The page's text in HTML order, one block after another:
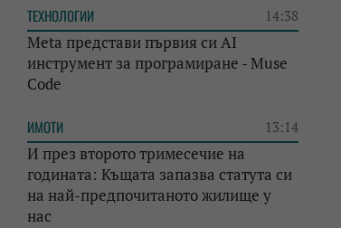
ТЕХНОЛОГИИ 14:38
Meta представи първия си AI
инструмент за програмиране - Muse
Code
ИМОТИ 13:14
И през второто тримесечие на
годината: Къщата запазва статута си
на най-предпочитаното жилище у
нас